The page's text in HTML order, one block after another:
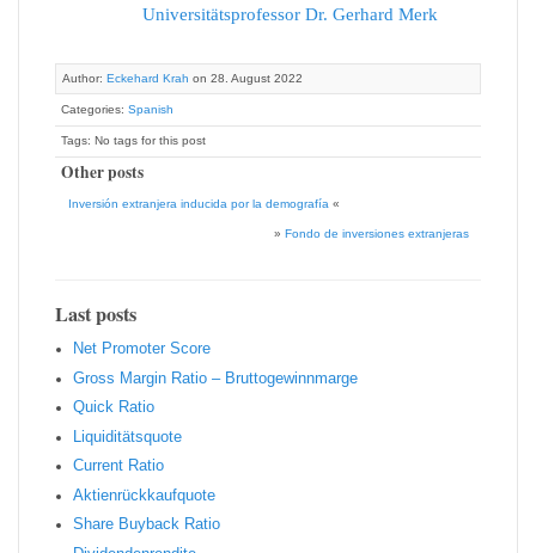
Universitätsprofessor Dr. Gerhard Merk
Author: Eckehard Krah on 28. August 2022
Categories: Spanish
Tags: No tags for this post
Other posts
Inversión extranjera inducida por la demografía «
» Fondo de inversiones extranjeras
Last posts
Net Promoter Score
Gro ss Margin Ratio – Bruttogewinnmarge
Quic k Ratio
Liquiditätsquote
Current Ratio
Aktienrückkaufquote
Sha re Buyback Ratio